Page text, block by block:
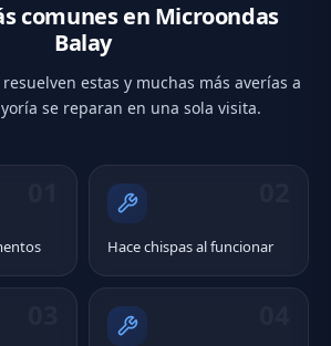
comunes en Microondas
Balay
estas y muchas más averías a
se reparan en una sola visita.
Hace chispas al funcionar